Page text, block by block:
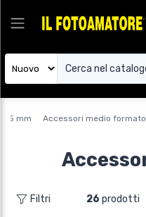
35 mm Accessori medio formato
Filtri 26 prodotti